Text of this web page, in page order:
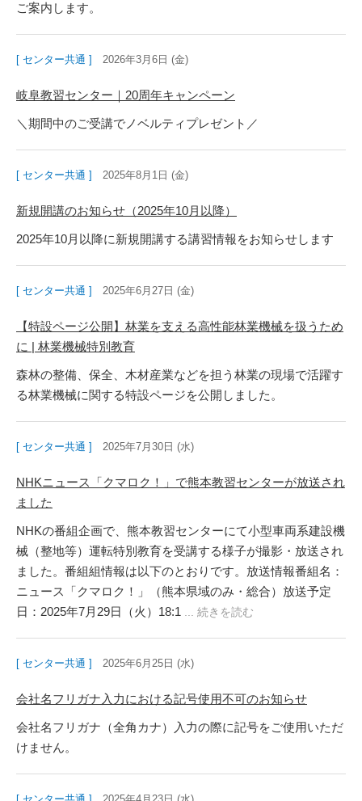
ご案内します。
[ センター共通 ] 2026年3月6日 (金)
岐阜教習センター｜20周年キャンペーン
＼期間中のご受講でノベルティプレゼント／
[ センター共通 ] 2025年8月1日 (金)
新規開講のお知らせ（2025年10月以降）
2025年10月以降に新規開講する講習情報をお知らせします
[ センター共通 ] 2025年6月27日 (金)
【特設ページ公開】林業を支える高性能林業機械を扱うため
に | 林業機械特別教育
森林の整備、保全、木材産業などを担う林業の現場で活躍す
る林業機械に関する特設ページを公開しました。
[ センター共通 ] 2025年7月30日 (水)
NHKニュース「クマロク！」で熊本教習センターが放送され
ました
NHKの番組企画で、熊本教習センターにて小型車両系建設機
械（整地等）運転特別教育を受講する様子が撮影・放送され
ました。番組組情報は以下のとおりです。放送情報番組名：
ニュース「クマロク！」（熊本県域のみ・総合）放送予定
日：2025年7月29日（火）18:1 ... 続きを読む
[ センター共通 ] 2025年6月25日 (水)
会社名フリガナ入力における記号使用不可のお知らせ
会社名フリガナ（全角カナ）入力の際に記号をご使用いただ
けません。